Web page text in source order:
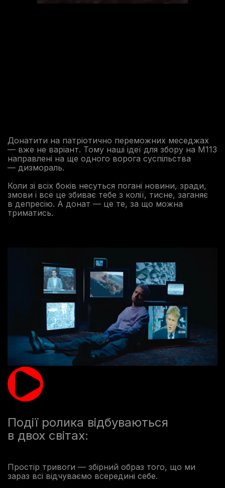
Донатити на патріотично переможних меседжах
— вже не варіант. Тому наші ідеї для збору на М113
направлені на ще одного ворога суспільства
— дизмораль.
Коли зі всіх боків несуться погані новини, зради,
змови і все це збиває тебе з колії, тисне, заганяє
в депресію. А донат — це те, за що можна
триматись.
Події ролика відбуваються
в двох світах:
Простір тривоги — збірний образ того, що ми
зараз всі відчуваємо всередині себе.